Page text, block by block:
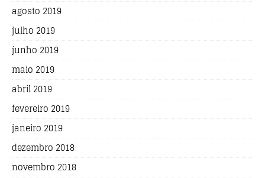
agosto 2019
julho 2019
junho 2019
maio 2019
abril 2019
fevereiro 2019
janeiro 2019
dezembro 2018
novembro 2018